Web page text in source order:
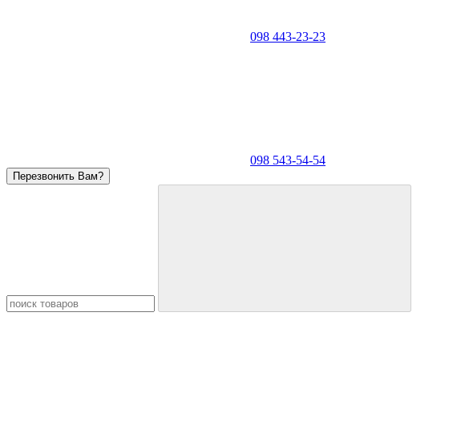
098 443-23-23
098 543-54-54
Перезвонить Вам?